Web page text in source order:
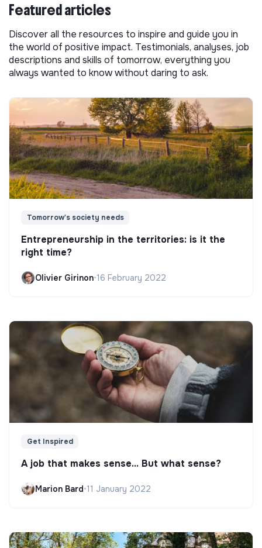
Featured articles
Discover all the resources to inspire and guide you in
the world of positive impact. Testimonials, analyses, job
descriptions and skills of tomorrow, everything you
always wanted to know without daring to ask.
Tomorrow's society needs
Entrepreneurship in the territories: is it the
right time?
Olivier Girinon•16 February 2022
Get Inspired
A job that makes sense... But what sense?
Marion Bard•11 January 2022